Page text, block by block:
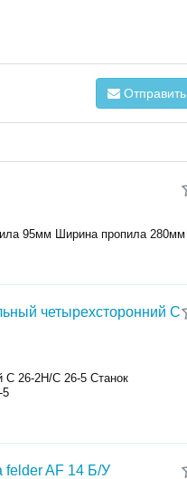
Отправить
95мм Ширина пропила 280мм
четырехсторонний С
С 26-2Н/С 26-5 Станок
5
felder AF 14 Б/У